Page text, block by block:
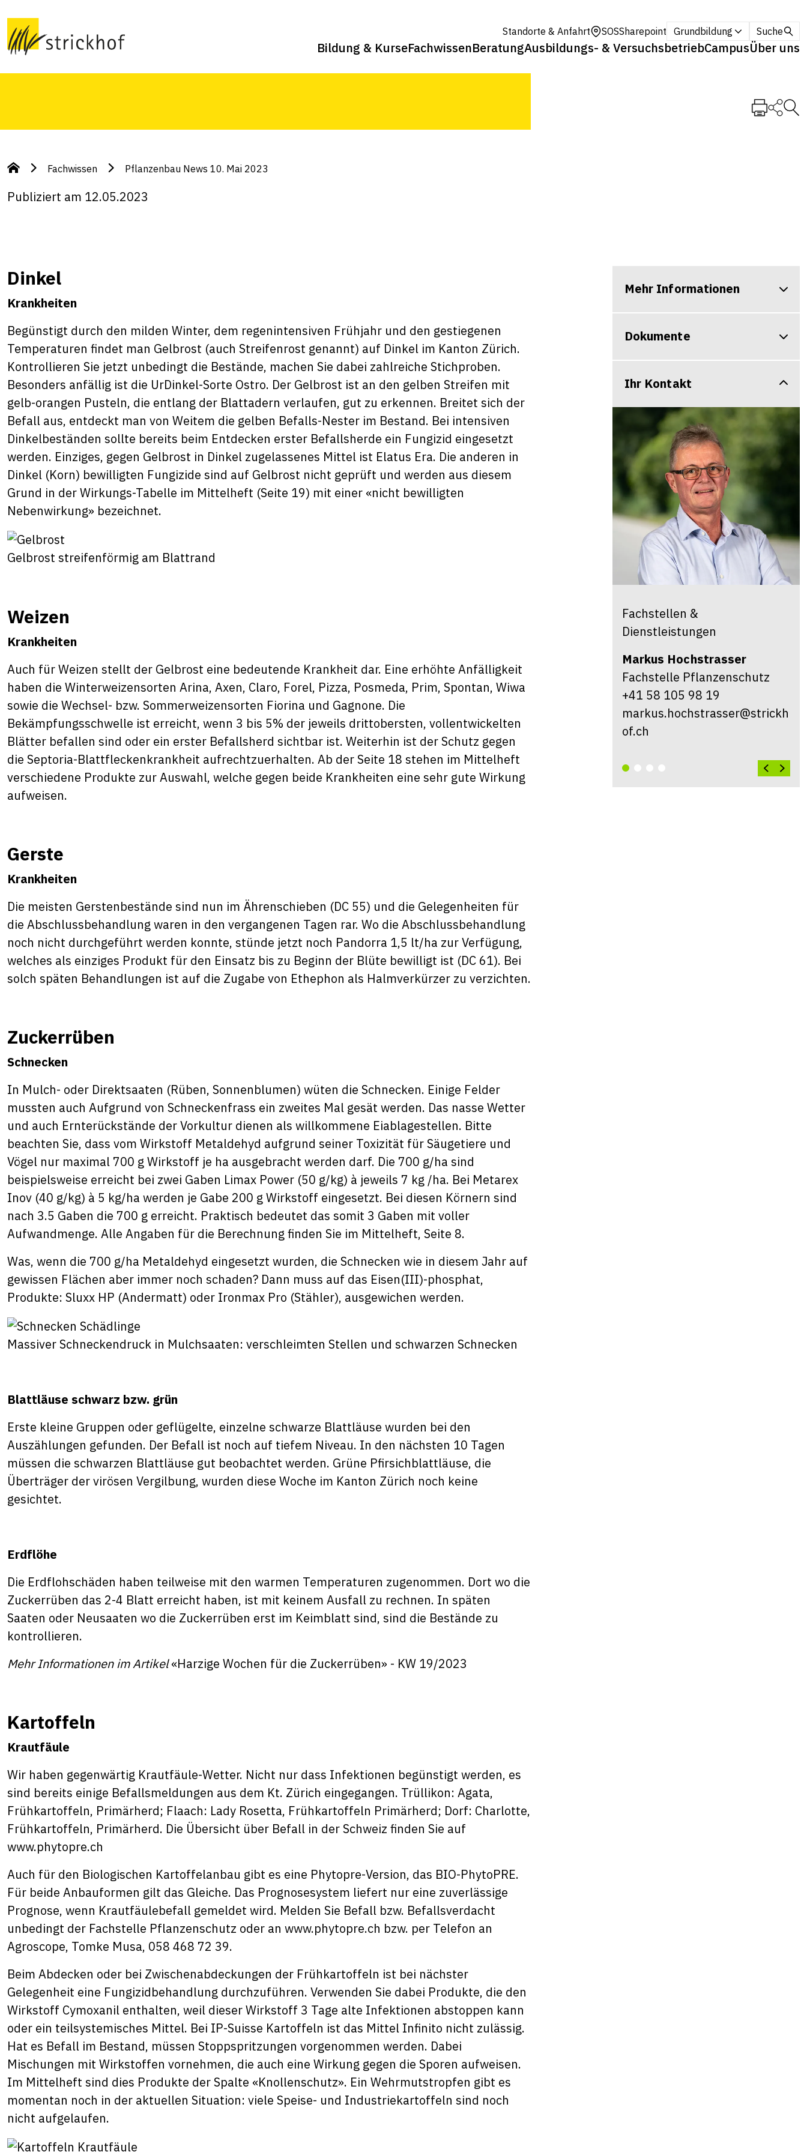
Standorte & Anfahrt SOSSharepoint Grundbildung Suche
Bildung & KurseFachwissenBeratungAusbildungs- & VersuchsbetriebCampusÜber uns
Themen dieser Woche: Dinkel; Weizen; Gerste; Zuckerrüben; Kartoffeln (Krautfäule);
Mais; Eiweisserbsen; Raps; Biodiversität (Berufkraut)
Fachwissen Pflanzenbau News 10. Mai 2023
Publiziert am 12.05.2023
Dinkel
Krankheiten
Begünstigt durch den milden Winter, dem regenintensiven Frühjahr und den gestiegenen
Temperaturen findet man Gelbrost (auch Streifenrost genannt) auf Dinkel im Kanton Zürich.
Kontrollieren Sie jetzt unbedingt die Bestände, machen Sie dabei zahlreiche Stichproben.
Besonders anfällig ist die UrDinkel-Sorte Ostro. Der Gelbrost ist an den gelben Streifen mit
gelb-orangen Pusteln, die entlang der Blattadern verlaufen, gut zu erkennen. Breitet sich der
Befall aus, entdeckt man von Weitem die gelben Befalls-Nester im Bestand. Bei intensiven
Dinkelbeständen sollte bereits beim Entdecken erster Befallsherde ein Fungizid eingesetzt
werden. Einziges, gegen Gelbrost in Dinkel zugelassenes Mittel ist Elatus Era. Die anderen in
Dinkel (Korn) bewilligten Fungizide sind auf Gelbrost nicht geprüft und werden aus diesem
Grund in der Wirkungs-Tabelle im Mittelheft (Seite 19) mit einer «nicht bewilligten
Nebenwirkung» bezeichnet.
Gelbrost streifenförmig am Blattrand
Weizen
Krankheiten
Auch für Weizen stellt der Gelbrost eine bedeutende Krankheit dar. Eine erhöhte Anfälligkeit
haben die Winterweizensorten Arina, Axen, Claro, Forel, Pizza, Posmeda, Prim, Spontan, Wiwa
sowie die Wechsel- bzw. Sommerweizensorten Fiorina und Gagnone. Die
Bekämpfungsschwelle ist erreicht, wenn 3 bis 5% der jeweils drittobersten, vollentwickelten
Blätter befallen sind oder ein erster Befallsherd sichtbar ist. Weiterhin ist der Schutz gegen
die Septoria-Blattfleckenkrankheit aufrechtzuerhalten. Ab der Seite 18 stehen im Mittelheft
verschiedene Produkte zur Auswahl, welche gegen beide Krankheiten eine sehr gute Wirkung
aufweisen.
Gerste
Krankheiten
Die meisten Gerstenbestände sind nun im Ährenschieben (DC 55) und die Gelegenheiten für
die Abschlussbehandlung waren in den vergangenen Tagen rar. Wo die Abschlussbehandlung
noch nicht durchgeführt werden konnte, stünde jetzt noch Pandorra 1,5 lt/ha zur Verfügung,
welches als einziges Produkt für den Einsatz bis zu Beginn der Blüte bewilligt ist (DC 61). Bei
solch späten Behandlungen ist auf die Zugabe von Ethephon als Halmverkürzer zu verzichten.
Zuckerrüben
Schnecken
In Mulch- oder Direktsaaten (Rüben, Sonnenblumen) wüten die Schnecken. Einige Felder
mussten auch Aufgrund von Schneckenfrass ein zweites Mal gesät werden. Das nasse Wetter
und auch Ernterückstände der Vorkultur dienen als willkommene Eiablagestellen. Bitte
beachten Sie, dass vom Wirkstoff Metaldehyd aufgrund seiner Toxizität für Säugetiere und
Vögel nur maximal 700 g Wirkstoff je ha ausgebracht werden darf. Die 700 g/ha sind
beispielsweise erreicht bei zwei Gaben Limax Power (50 g/kg) à jeweils 7 kg /ha. Bei Metarex
Inov (40 g/kg) à 5 kg/ha werden je Gabe 200 g Wirkstoff eingesetzt. Bei diesen Körnern sind
nach 3.5 Gaben die 700 g erreicht. Praktisch bedeutet das somit 3 Gaben mit voller
Aufwandmenge. Alle Angaben für die Berechnung finden Sie im Mittelheft, Seite 8.
Was, wenn die 700 g/ha Metaldehyd eingesetzt wurden, die Schnecken wie in diesem Jahr auf
gewissen Flächen aber immer noch schaden? Dann muss auf das Eisen(III)-phosphat,
Produkte: Sluxx HP (Andermatt) oder Ironmax Pro (Stähler), ausgewichen werden.
Massiver Schneckendruck in Mulchsaaten: verschleimten Stellen und schwarzen Schnecken
Blattläuse schwarz bzw. grün
Erste kleine Gruppen oder geflügelte, einzelne schwarze Blattläuse wurden bei den
Auszählungen gefunden. Der Befall ist noch auf tiefem Niveau. In den nächsten 10 Tagen
müssen die schwarzen Blattläuse gut beobachtet werden. Grüne Pfirsichblattläuse, die
Überträger der virösen Vergilbung, wurden diese Woche im Kanton Zürich noch keine
gesichtet.
Erdflöhe
Die Erdflohschäden haben teilweise mit den warmen Temperaturen zugenommen. Dort wo die
Zuckerrüben das 2-4 Blatt erreicht haben, ist mit keinem Ausfall zu rechnen. In späten
Saaten oder Neusaaten wo die Zuckerrüben erst im Keimblatt sind, sind die Bestände zu
kontrollieren.
Mehr Informationen im Artikel«Harzige Wochen für die Zuckerrüben» - KW 19/2023
Kartoffeln
Krautfäule
Wir haben gegenwärtig Krautfäule-Wetter. Nicht nur dass Infektionen begünstigt werden, es
sind bereits einige Befallsmeldungen aus dem Kt. Zürich eingegangen. Trüllikon: Agata,
Frühkartoffeln, Primärherd; Flaach: Lady Rosetta, Frühkartoffeln Primärherd; Dorf: Charlotte,
Frühkartoffeln, Primärherd. Die Übersicht über Befall in der Schweiz finden Sie auf
www.phytopre.ch
Auch für den Biologischen Kartoffelanbau gibt es eine Phytopre-Version, das BIO-PhytoPRE.
Für beide Anbauformen gilt das Gleiche. Das Prognosesystem liefert nur eine zuverlässige
Prognose, wenn Krautfäulebefall gemeldet wird. Melden Sie Befall bzw. Befallsverdacht
unbedingt der Fachstelle Pflanzenschutz oder an www.phytopre.ch bzw. per Telefon an
Agroscope, Tomke Musa, 058 468 72 39.
Beim Abdecken oder bei Zwischenabdeckungen der Frühkartoffeln ist bei nächster
Gelegenheit eine Fungizidbehandlung durchzuführen. Verwenden Sie dabei Produkte, die den
Wirkstoff Cymoxanil enthalten, weil dieser Wirkstoff 3 Tage alte Infektionen abstoppen kann
oder ein teilsystemisches Mittel. Bei IP-Suisse Kartoffeln ist das Mittel Infinito nicht zulässig.
Hat es Befall im Bestand, müssen Stoppspritzungen vorgenommen werden. Dabei
Mischungen mit Wirkstoffen vornehmen, die auch eine Wirkung gegen die Sporen aufweisen.
Im Mittelheft sind dies Produkte der Spalte «Knollenschutz». Ein Wehrmutstropfen gibt es
momentan noch in der aktuellen Situation: viele Speise- und Industriekartoffeln sind noch
nicht aufgelaufen.
Mehr Informationen
Dokumente
Ihr Kontakt
Fachstellen &
Dienstleistungen
Markus Hochstrasser
Fachstelle Pflanzenschutz
+41 58 105 98 19
markus.hochstrasser@strickh
of.ch